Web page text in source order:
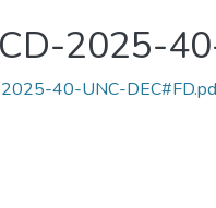
2025-
40-UNC-